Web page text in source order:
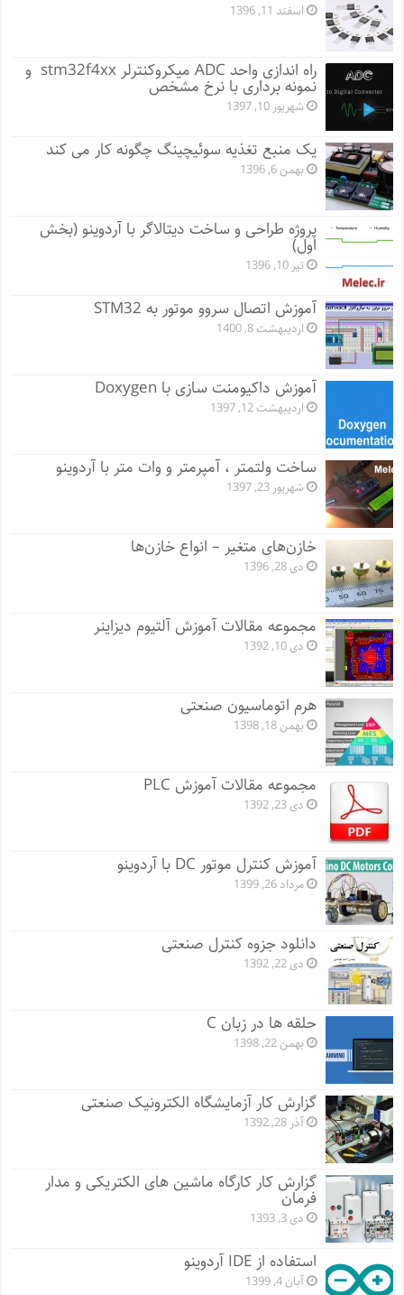
اسفند 11, 1396
راه اندازی واحد ADC میکروکنترلر stm32f4xx و
نمونه برداری با نرخ مشخص
شهریور 10, 1397
یک منبع تغذیه سوئیچینگ چگونه کار می کند
بهمن 6, 1396
پروژه طراحی و ساخت دیتالاگر با آردوینو (بخش
اول)
تیر 10, 1396
آموزش اتصال سروو موتور به STM32
اردیبهشت 8, 1400
آموزش داکیومنت سازی با Doxygen
اردیبهشت 12, 1397
ساخت ولتمتر ، آمپرمتر و وات متر با آردوینو
شهریور 23, 1397
خازن‌های متغیر – انواع خازن‌ها
دی 28, 1396
مجموعه مقالات آموزش آلتیوم دیزاینر
دی 10, 1392
هرم اتوماسیون صنعتی
بهمن 18, 1398
مجموعه مقالات آموزش PLC
دی 23, 1392
آموزش کنترل موتور DC با آردوینو
مرداد 26, 1399
دانلود جزوه کنترل صنعتی
دی 22, 1392
حلقه ها در زبان C
بهمن 22, 1398
گزارش کار آزمایشگاه الکترونیک صنعتی
آذر 28, 1392
گزارش کار کارگاه ماشین های الکتریکی و مدار
فرمان
دی 3, 1393
استفاده از IDE آردوینو
آبان 4, 1399